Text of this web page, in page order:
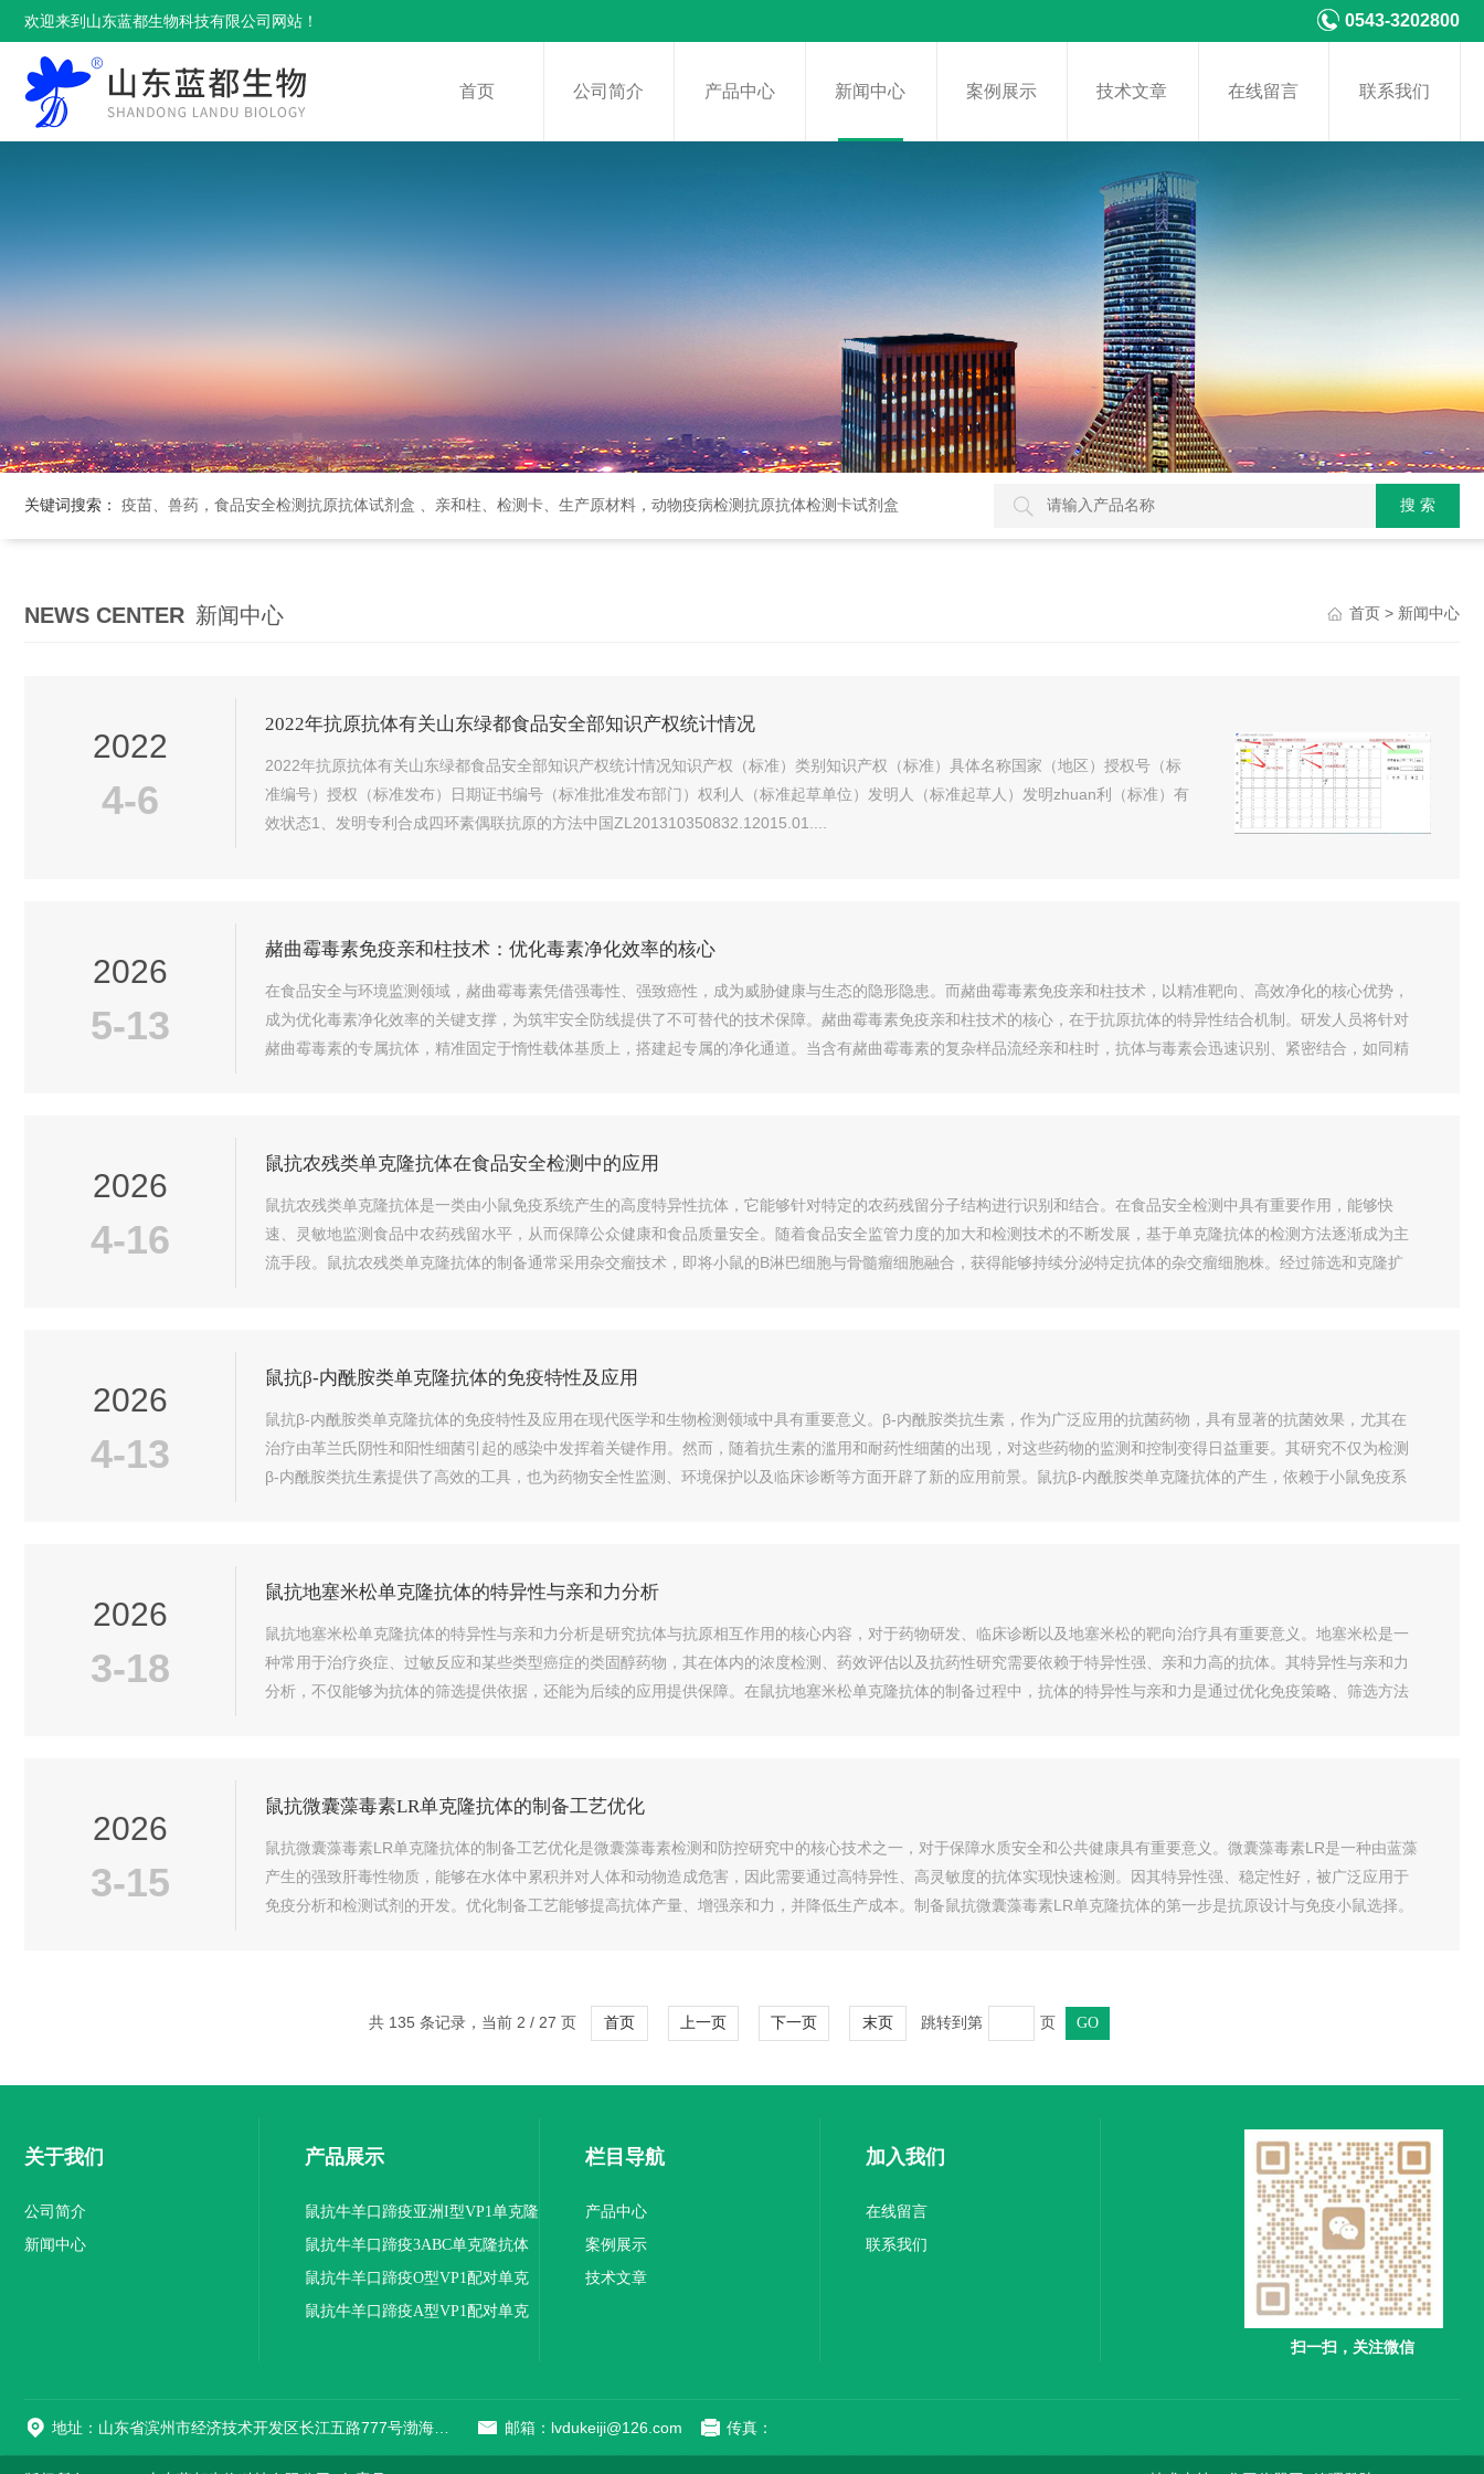
欢迎来到山东蓝都生物科技有限公司网站！ 0543-3202800
首页 公司简介 产品中心 新闻中心 案例展示 技术文章 在线留言 联系我们
关键词搜索： 疫苗、兽药，食品安全检测抗原抗体试剂盒 、亲和柱、检测卡、生产原材料，动物疫病检测抗原抗体检测卡试剂盒
NEWS CENTER 新闻中心 首页 > 新闻中心
2022
4-6
2022年抗原抗体有关山东绿都食品安全部知识产权统计情况
2022年抗原抗体有关山东绿都食品安全部知识产权统计情况知识产权（标准）类别知识产权（标准）具体名称国家（地区）授权号（标
准编号）授权（标准发布）日期证书编号（标准批准发布部门）权利人（标准起草单位）发明人（标准起草人）发明zhuan利（标准）有
效状态1、发明专利合成四环素偶联抗原的方法中国ZL201310350832.12015.01....
2026
5-13
赭曲霉毒素免疫亲和柱技术：优化毒素净化效率的核心
在食品安全与环境监测领域，赭曲霉毒素凭借强毒性、强致癌性，成为威胁健康与生态的隐形隐患。而赭曲霉毒素免疫亲和柱技术，以精准靶向、高效净化的核心优势，
成为优化毒素净化效率的关键支撑，为筑牢安全防线提供了不可替代的技术保障。赭曲霉毒素免疫亲和柱技术的核心，在于抗原抗体的特异性结合机制。研发人员将针对
赭曲霉毒素的专属抗体，精准固定于惰性载体基质上，搭建起专属的净化通道。当含有赭曲霉毒素的复杂样品流经亲和柱时，抗体与毒素会迅速识别、紧密结合，如同精
2026
4-16
鼠抗农残类单克隆抗体在食品安全检测中的应用
鼠抗农残类单克隆抗体是一类由小鼠免疫系统产生的高度特异性抗体，它能够针对特定的农药残留分子结构进行识别和结合。在食品安全检测中具有重要作用，能够快
速、灵敏地监测食品中农药残留水平，从而保障公众健康和食品质量安全。随着食品安全监管力度的加大和检测技术的不断发展，基于单克隆抗体的检测方法逐渐成为主
流手段。鼠抗农残类单克隆抗体的制备通常采用杂交瘤技术，即将小鼠的B淋巴细胞与骨髓瘤细胞融合，获得能够持续分泌特定抗体的杂交瘤细胞株。经过筛选和克隆扩
2026
4-13
鼠抗β-内酰胺类单克隆抗体的免疫特性及应用
鼠抗β-内酰胺类单克隆抗体的免疫特性及应用在现代医学和生物检测领域中具有重要意义。β-内酰胺类抗生素，作为广泛应用的抗菌药物，具有显著的抗菌效果，尤其在
治疗由革兰氏阴性和阳性细菌引起的感染中发挥着关键作用。然而，随着抗生素的滥用和耐药性细菌的出现，对这些药物的监测和控制变得日益重要。其研究不仅为检测
β-内酰胺类抗生素提供了高效的工具，也为药物安全性监测、环境保护以及临床诊断等方面开辟了新的应用前景。鼠抗β-内酰胺类单克隆抗体的产生，依赖于小鼠免疫系
2026
3-18
鼠抗地塞米松单克隆抗体的特异性与亲和力分析
鼠抗地塞米松单克隆抗体的特异性与亲和力分析是研究抗体与抗原相互作用的核心内容，对于药物研发、临床诊断以及地塞米松的靶向治疗具有重要意义。地塞米松是一
种常用于治疗炎症、过敏反应和某些类型癌症的类固醇药物，其在体内的浓度检测、药效评估以及抗药性研究需要依赖于特异性强、亲和力高的抗体。其特异性与亲和力
分析，不仅能够为抗体的筛选提供依据，还能为后续的应用提供保障。在鼠抗地塞米松单克隆抗体的制备过程中，抗体的特异性与亲和力是通过优化免疫策略、筛选方法
2026
3-15
鼠抗微囊藻毒素LR单克隆抗体的制备工艺优化
鼠抗微囊藻毒素LR单克隆抗体的制备工艺优化是微囊藻毒素检测和防控研究中的核心技术之一，对于保障水质安全和公共健康具有重要意义。微囊藻毒素LR是一种由蓝藻
产生的强致肝毒性物质，能够在水体中累积并对人体和动物造成危害，因此需要通过高特异性、高灵敏度的抗体实现快速检测。因其特异性强、稳定性好，被广泛应用于
免疫分析和检测试剂的开发。优化制备工艺能够提高抗体产量、增强亲和力，并降低生产成本。制备鼠抗微囊藻毒素LR单克隆抗体的第一步是抗原设计与免疫小鼠选择。
共 135 条记录，当前 2 / 27 页 首页 上一页 下一页 末页 跳转到第 页
关于我们
公司简介
新闻中心
产品展示
鼠抗牛羊口蹄疫亚洲I型VP1单克隆
抗体
鼠抗牛羊口蹄疫3ABC单克隆抗体
鼠抗牛羊口蹄疫O型VP1配对单克
隆抗体
鼠抗牛羊口蹄疫A型VP1配对单克
栏目导航
产品中心
案例展示
技术文章
加入我们
在线留言
联系我们
扫一扫，关注微信
邮箱：lvdukeiji@126.com 传真：